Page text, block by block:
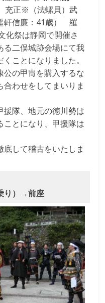
充正※（法螺貝）武
軒信廉：41歳） 羅
化祭は静岡で開催さ
る二俣城跡会場にて我
ことになりました。
公の甲冑を購入するな
わせをしてまいりま
援隊、地元の徳川勢は
ことになり、甲援隊は
して稽古をいたしま
り）→前座